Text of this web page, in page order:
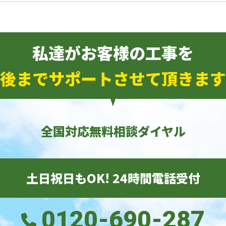
私達がお客様の工事を
までサポートさせて頂きま
全国対応無料相談ダイヤル
土日祝日もOK! 24時間電話受付
0120-690-287